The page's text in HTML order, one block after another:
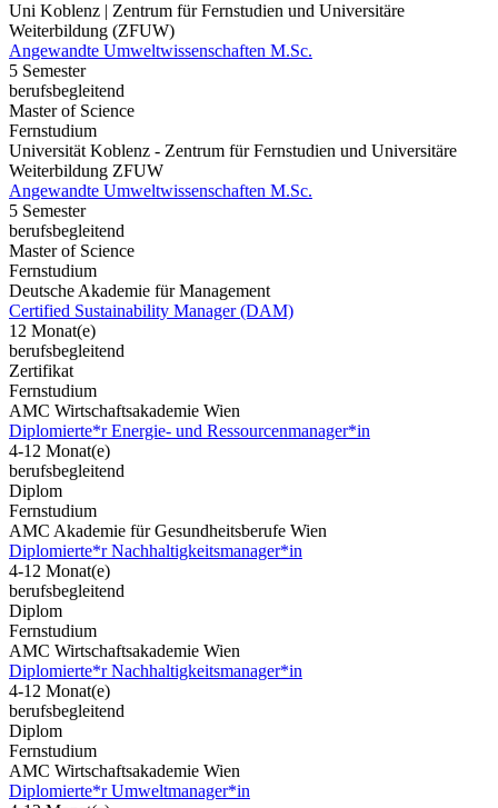
Uni Koblenz | Zentrum für Fernstudien und Universitäre
Weiterbildung (ZFUW)
Angewandte Umweltwissenschaften M.Sc.
5 Semester
berufsbegleitend
Master of Science
Fernstudium
Universität Koblenz - Zentrum für Fernstudien und Universitäre
Weiterbildung ZFUW
Angewandte Umweltwissenschaften M.Sc.
5 Semester
berufsbegleitend
Master of Science
Fernstudium
Deutsche Akademie für Management
Certified Sustainability Manager (DAM)
12 Monat(e)
berufsbegleitend
Zertifikat
Fernstudium
AMC Wirtschaftsakademie Wien
Diplomierte*r Energie- und Ressourcenmanager*in
4-12 Monat(e)
berufsbegleitend
Diplom
Fernstudium
AMC Akademie für Gesundheitsberufe Wien
Diplomierte*r Nachhaltigkeitsmanager*in
4-12 Monat(e)
berufsbegleitend
Diplom
Fernstudium
AMC Wirtschaftsakademie Wien
Diplomierte*r Nachhaltigkeitsmanager*in
4-12 Monat(e)
berufsbegleitend
Diplom
Fernstudium
AMC Wirtschaftsakademie Wien
Diplomierte*r Umweltmanager*in